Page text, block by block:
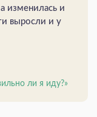
изменилась и
выросли и у
ли я иду?»